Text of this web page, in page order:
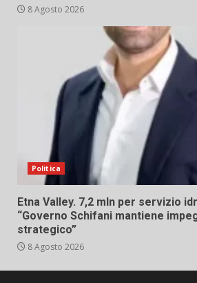
8 Agosto 2026
Politica
Etna Valley. 7,2 mln per servizio
“Governo Schifani mantiene
strategico”
8 Agosto 2026